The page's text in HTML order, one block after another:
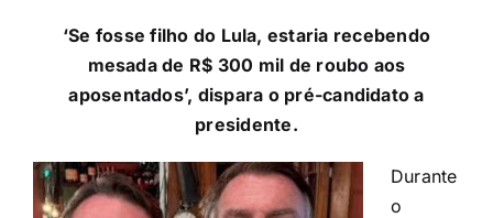
‘Se fosse filho do Lula, estaria recebendo
mesada de R$ 300 mil de roubo aos
aposentados’, dispara o pré-candidato a
presidente.
Durante
o